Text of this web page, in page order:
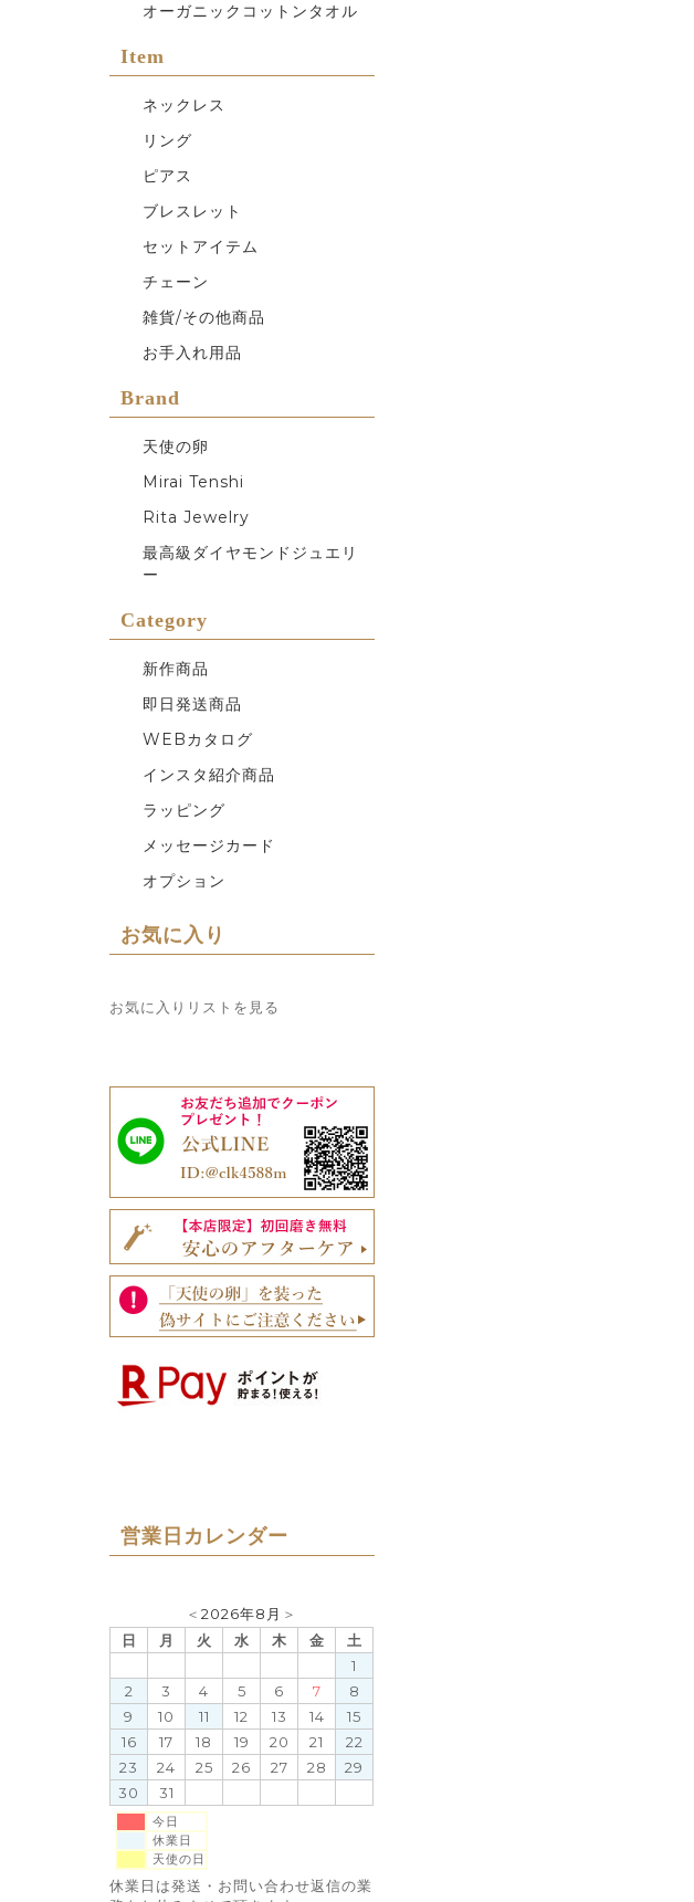
オーガニックコットンタオル
Item
ネックレス
リング
ピアス
ブレスレット
セットアイテム
チェーン
雑貨/その他商品
お手入れ用品
Brand
天使の卵
Mirai Tenshi
Rita Jewelry
最高級ダイヤモンドジュエリ
ー
Category
新作商品
即日発送商品
WEBカタログ
インスタ紹介商品
ラッピング
メッセージカード
オプション
お気に入り
お気に入りリストを見る
営業日カレンダー
＜ 2026年8月 ＞
日
月 火 水 木 金
土
1
2
3 4 5 6 7
8
9
10 11 12 13 14
15
16
17 18 19 20 21
22
23
24 25 26 27 28
29
30
31
今日
休業日
天使の日
休業日は発送・お問い合わせ返信の業